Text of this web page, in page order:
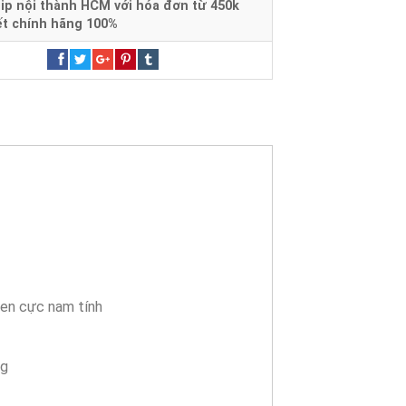
nội thành HCM với hóa đơn từ 450k
chính hãng 100%
cực nam tính